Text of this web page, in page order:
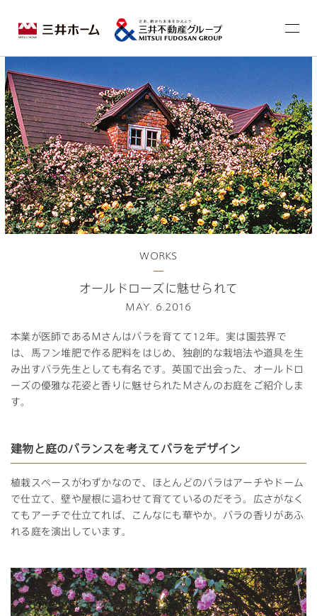
WORKS
オールドローズに魅せられて
MAY. 6.2016
本業が医師であるＭさんはバラを育てて12年。実は園芸界で
は、馬フン堆肥で作る肥料をはじめ、独創的な栽培法や道具を生
み出すバラ先生としても有名です。英国で出会った、オールドロ
ーズの優雅な花姿と香りに魅せられたＭさんのお庭をご紹介しま
す。
建物と庭のバランスを考えてバラをデザイン
植栽スペースがわずかなので、ほとんどのバラはアーチやドーム
で仕立て、壁や屋根に這わせて育てているのだそう。広さがなく
てもアーチで仕立てれば、こんなにも華やか。バラの香りがあふ
れる庭を演出しています。